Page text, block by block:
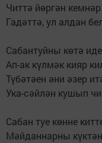
Читтә йөргән
Гадәттә, ул алдан
Сабантуйны көтә
Ап-ак күлмәк кияр
Түбәтәен әни әзер
Ука-сәйлән кушып
Сабан туе көнне
Мәйданнарны